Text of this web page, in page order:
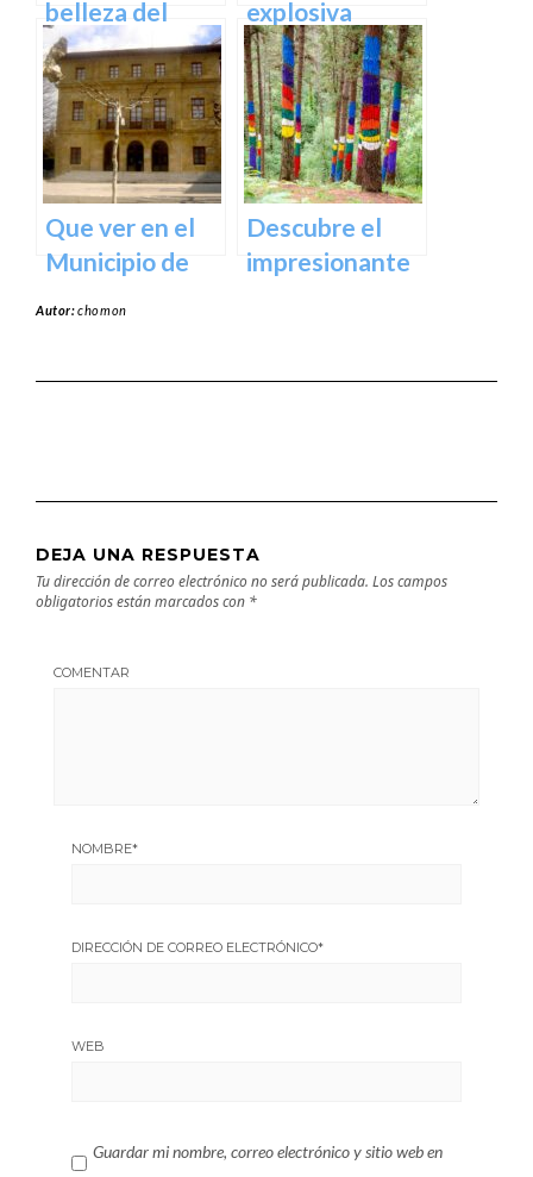
belleza del
Santuario de
Arantzazu en
Guipuzcoa –
Guía turística y
cultural
explosiva
arquitectura
del Museo
Guggenheim
Bilbao | Visita
imprescindible
Que ver en el
Municipio de
Descubre el
impresionante
Autor:chomon
DEJA UNA RESPUESTA
Tu dirección de correo electrónico no será publicada. Los campos
obligatorios están marcados con *
COMENTAR
NOMBRE*
DIRECCIÓN DE CORREO ELECTRÓNICO*
WEB
Guardar mi nombre, correo electrónico y sitio web en